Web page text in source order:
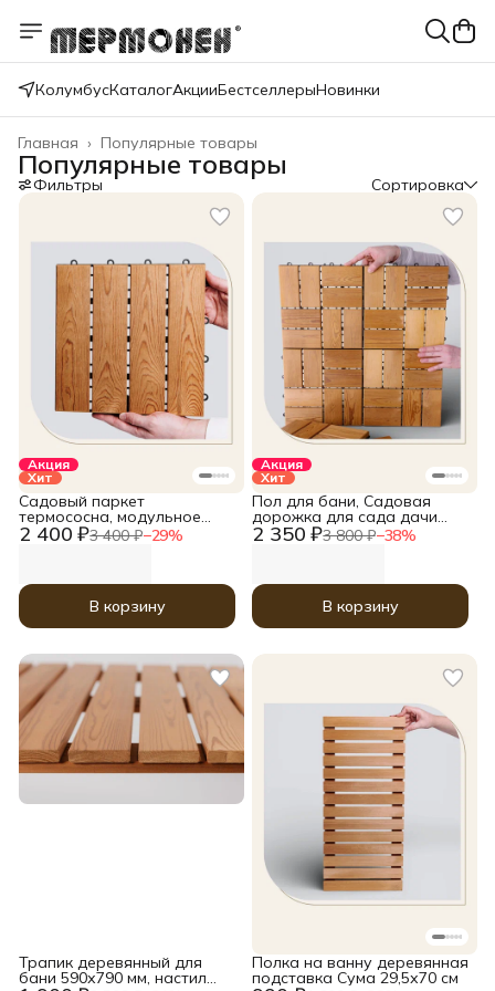
КолумбусКаталогАкцииБестселлерыНовинки
Популярные товары
Главная ›
Популярные товары
Фильтры Сортировка
Акция
Хит
2 400 ₽3 400 ₽−29%
Садовый паркет
термососна, модульное
напольное покрытие для
бани и балкона, террасная
В корзину
Акция
Хит
2 350 ₽3 800 ₽−38%
Пол для бани, Садовая
дорожка для сада дачи
огорода, Плитка напольная
деревянная, модульное
В корзину
Трапик деревянный для
бани 590х790 мм, настил
Полка на ванну деревянная
подставка Сума 29,5х70 см